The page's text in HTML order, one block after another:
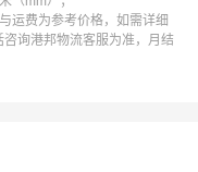
运费为参考价格，如需详细
咨询港邦物流客服为准，月结